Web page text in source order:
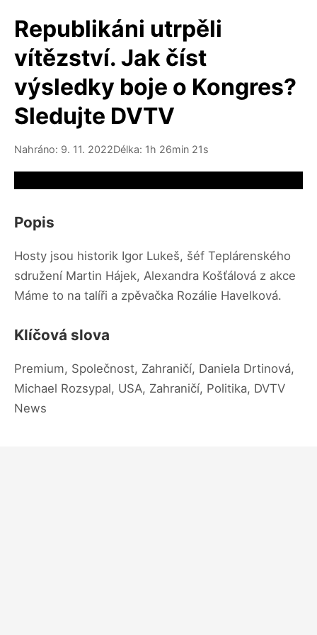
Republikáni utrpěli
vítězství. Jak číst
výsledky boje o Kongres?
Sledujte DVTV
Nahráno: 9. 11. 2022Délka: 1h 26min 21s
Popis
Hosty jsou historik Igor Lukeš, šéf Teplárenského
sdružení Martin Hájek, Alexandra Košťálová z akce
Máme to na talíři a zpěvačka Rozálie Havelková.
Klíčová slova
Premium, Společnost, Zahraničí, Daniela Drtinová,
Michael Rozsypal, USA, Zahraničí, Politika, DVTV
News